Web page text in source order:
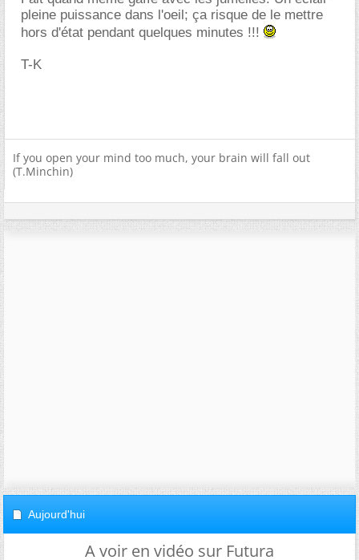
pleine puissance dans l'oeil; ça risque de le mettre
hors d'état pendant quelques minutes !!!
T-K
If you open your mind too much, your brain will fall out
(T.Minchin)
Aujourd'hui
A voir en vidéo sur Futura